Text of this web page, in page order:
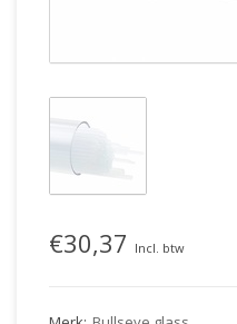
€30,37 Incl. btw